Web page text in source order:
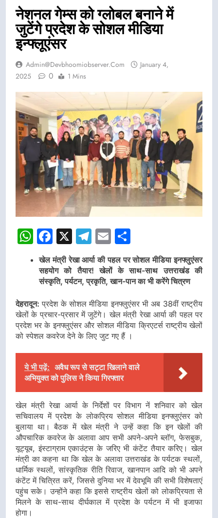
नेशनल गेम्स को ग्लोबल बनाने में
जुटेंगे प्रदेश के सोशल मीडिया
इन्फ्लूएंसर
Admin@devbhoomiobserver.com
January 4,
2025
0 1 Mins
WhatsApp
Facebook
X Telegram
Email
खेल मंत्री रेखा आर्या की पहल पर सोशल मीडिया इनफ्लुएंसर
सहयोग को तैयार! खेलों के साथ-साथ उत्तराखंड की
संस्कृति, पर्यटन, प्रकृति, खान-पान का भी करेंगे चित्रण
देहरादून: प्रदेश के सोशल मीडिया इनफ्लुएंसर भी अब 38वीं राष्ट्रीय
खेलों के प्रचार-प्रसार में जुटेंगे। खेल मंत्री रेखा आर्या की पहल पर
प्रदेश भर के इनफ्लुएंसर और सोशल मीडिया क्रिएटर्स राष्ट्रीय खेलों
को स्पेशल कवरेज देने के लिए जुट गए हैं ।
ये भी पढ़ें: अवैध रूप से सट्टा खिलाने वाले
अभियुक्त को पुलिस ने किया गिरफ्तार
खेल मंत्री रेखा आर्या के निर्देशों पर विभाग नें शनिवार को खेल
सचिवालय में प्रदेश के लोकप्रिय सोशल मीडिया इनफ्लुएंसर को
बुलाया था। बैठक में खेल मंत्री ने उन्हें कहा कि इन खेलों की
औपचारिक कवरेज के अलावा आप सभी अपने-अपने ब्लॉग, फेसबुक,
यूट्यूब, इंस्टाग्राम एकाउंट्स के जरिए भी कंटेंट तैयार करिए। खेल
मंत्री का कहना था कि खेल के अलावा उत्तराखंड के पर्यटक स्थलों,
धार्मिक स्थलों, सांस्कृतिक रीति रिवाज, खानपान आदि को भी अपने
कंटेंट में चित्रित करें, जिससे दुनिया भर में देवभूमि की सभी विशेषताएं
पहुंच सके। उन्होंने कहा कि इससे राष्ट्रीय खेलों को लोकप्रियता से
मिलने के साथ-साथ दीर्घकाल में प्रदेश के पर्यटन में भी इजाफा
होगा।